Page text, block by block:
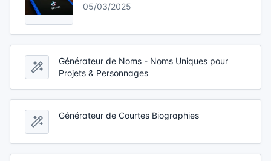
05/03/2025
Générateur de Noms - Noms Uniques pour
Projets & Personnages
Générateur de Courtes Biographies